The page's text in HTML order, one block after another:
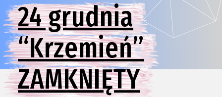
24 grudnia
“Krzemień”
ZAMKNIĘTY